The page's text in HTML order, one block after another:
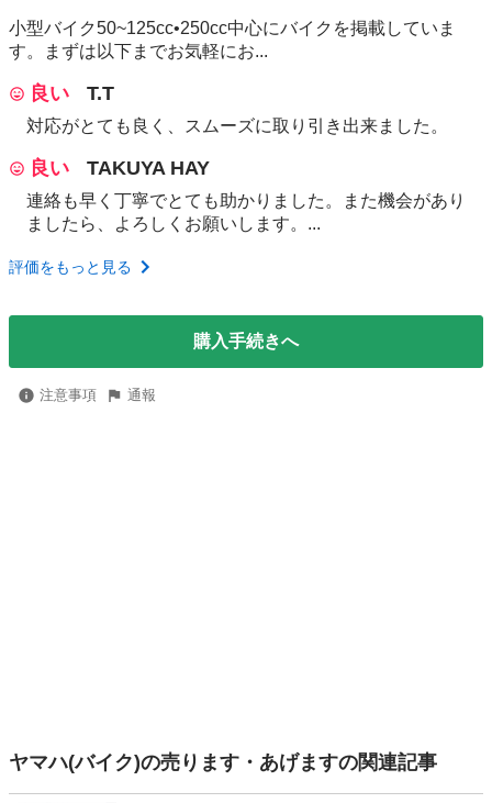
小型バイク50~125cc•250cc中心にバイクを掲載していま
す。まずは以下までお気軽にお...
良い T.T
対応がとても良く、スムーズに取り引き出来ました。
良い TAKUYA HAY
連絡も早く丁寧でとても助かりました。また機会があり
ましたら、よろしくお願いします。...
評価をもっと見る
購入手続きへ
注意事項 通報
ヤマハ(バイク)の売ります・あげますの関連記事